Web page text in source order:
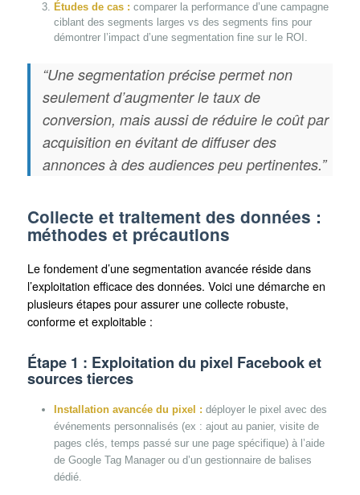
Études de cas : comparer la performance d’une campagne
ciblant des segments larges vs des segments fins pour
démontrer l’impact d’une segmentation fine sur le ROI.
“Une segmentation précise permet non
seulement d’augmenter le taux de
conversion, mais aussi de réduire le coût par
acquisition en évitant de diffuser des
annonces à des audiences peu pertinentes.”
Collecte et traitement des données :
méthodes et précautions
Le fondement d’une segmentation avancée réside dans
l’exploitation efficace des données. Voici une démarche en
plusieurs étapes pour assurer une collecte robuste,
conforme et exploitable :
Étape 1 : Exploitation du pixel Facebook et
sources tierces
Installation avancée du pixel : déployer le pixel avec des
événements personnalisés (ex : ajout au panier, visite de
pages clés, temps passé sur une page spécifique) à l’aide
de Google Tag Manager ou d’un gestionnaire de balises
dédié.